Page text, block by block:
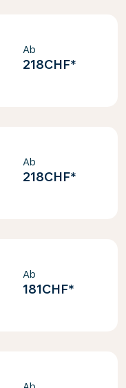
Ab
218CHF*
Ab
218CHF*
Ab
181CHF*